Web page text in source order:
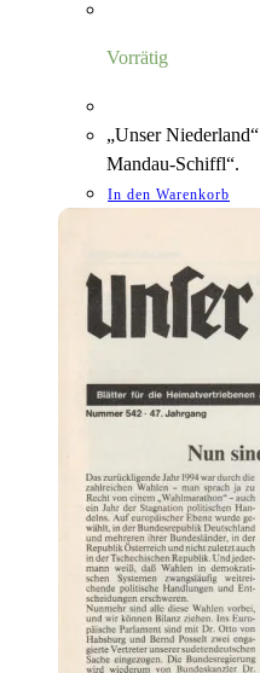
Vorrätig
„Unser
Mandau-Schiffl“.
In den Warenkorb